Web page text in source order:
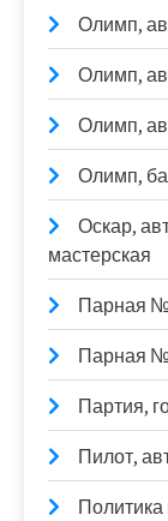
Олимп,
Олимп,
Олимп,
Олимп,
Оскар,
мастерская
Парная
Парная
Партия,
Пилот,